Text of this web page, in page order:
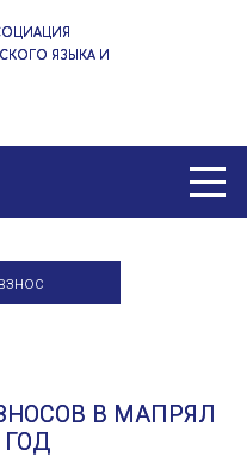
ЯЗЫКА И
В МАПРЯЛ
ГОД